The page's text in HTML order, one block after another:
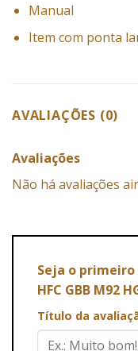
Manual
Item com ponta
AVALIAÇÕES (0)
Avaliações
Não há avaliações
Seja o primeiro
HFC GBB M92
Título da